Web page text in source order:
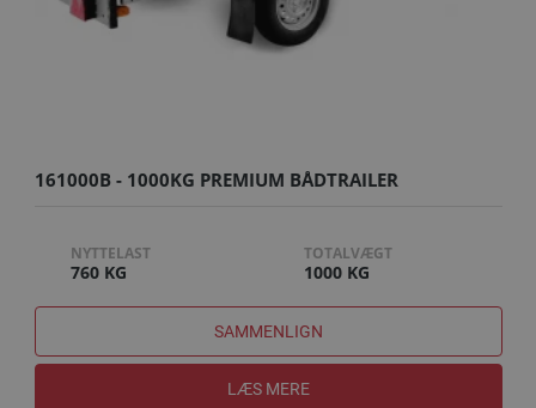
161000B - 1000KG PREMIUM BÅDTRAILER
NYTTELAST
760 KG
TOTALVÆGT
1000 KG
SAMMENLIGN
LÆS MERE